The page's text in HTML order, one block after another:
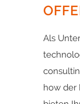
Als
how der